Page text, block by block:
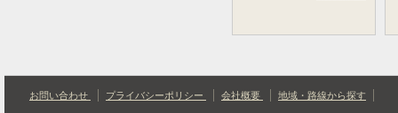
お問い合わせ プライバシーポリシー 会社概要 地域・路線から探す